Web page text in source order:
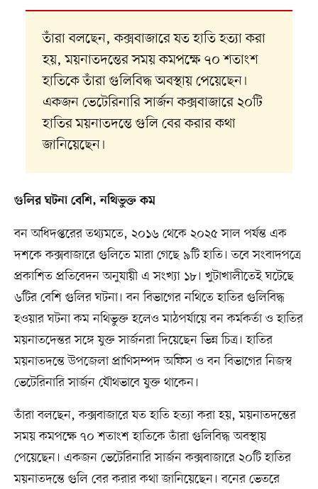
তাঁরা বলছেন, কক্সবাজারে যত হাতি হত্যা করা
হয়, ময়নাতদন্তের সময় কমপক্ষে ৭০ শতাংশ
হাতিকে তাঁরা গুলিবিদ্ধ অবস্থায় পেয়েছেন।
একজন ভেটেরিনারি সার্জন কক্সবাজারে ২০টি
হাতির ময়নাতদন্তে গুলি বের করার কথা
জানিয়েছেন।
গুলির ঘটনা বেশি, নথিভুক্ত কম
বন অধিদপ্তরের তথ্যমতে, ২০১৬ থেকে ২০২৫ সাল পর্যন্ত এক
দশকে কক্সবাজারে গুলিতে মারা গেছে ৯টি হাতি। তবে সংবাদপত্রে
প্রকাশিত প্রতিবেদন অনুযায়ী এ সংখ্যা ১৮। খুটাখালীতেই ঘটেছে
৬টির বেশি গুলির ঘটনা। বন বিভাগের নথিতে হাতির গুলিবিদ্ধ
হওয়ার ঘটনা কম নথিভুক্ত হলেও মাঠপর্যায়ে বন কর্মকর্তা ও হাতির
ময়নাতদেন্তর সঙ্গে যুক্ত সার্জনরা দিয়েছেন ভিন্ন চিত্র। হাতির
ময়নাতদন্তে উপজেলা প্রাণিসম্পদ অফিস ও বন বিভাগের নিজস্ব
ভেটেরিনারি সার্জন যৌথভাবে যুক্ত থাকেন।
তাঁরা বলছেন, কক্সবাজারে যত হাতি হত্যা করা হয়, ময়নাতদন্তের
সময় কমপক্ষে ৭০ শতাংশ হাতিকে তাঁরা গুলিবিদ্ধ অবস্থায়
পেয়েছেন। একজন ভেটেরিনারি সার্জন কক্সবাজারে ২০টি হাতির
ময়নাতদন্তে গুলি বের করার কথা জানিয়েছেন। বনের ভেতরে